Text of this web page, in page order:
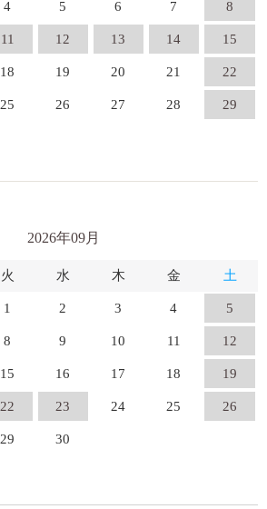
4 5 6 7 8
11 12 13 14 15
18 19 20 21 22
25 26 27 28 29
2026年09月
火 水 木 金 土
1 2 3 4 5
8 9 10 11 12
15 16 17 18 19
22 23 24 25 26
29 30